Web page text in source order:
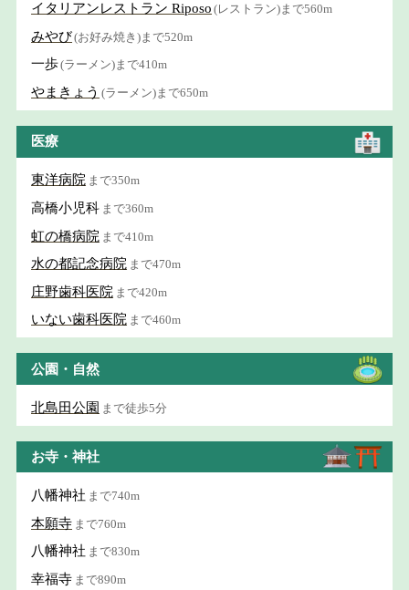
イタリアンレストラン Riposo (レストラン)まで560m
みやび(お好み焼き)まで520m
一歩(ラーメン)まで410m
やまきょう (ラーメン)まで650m
医療
東洋病院 まで350m
高橋小児科 まで360m
虹の橋病院 まで410m
水の都記念病院 まで470m
庄野歯科医院 まで420m
いない歯科医院 まで460m
公園・自然
北島田公園 まで徒歩5分
お寺・神社
八幡神社 まで740m
本願寺 まで760m
八幡神社 まで830m
幸福寺 まで890m